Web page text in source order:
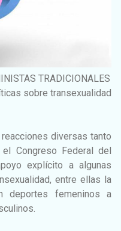
TRADICIONALES
sobre transexualidad
diversas tanto
Congreso Federal del
explícito a algunas
entre ellas la
deportes femeninos a